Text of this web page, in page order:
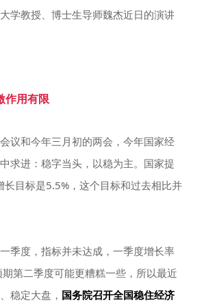
学教授、博士生导师魏杰近日的演讲
作用有限
议和今年三月初的两会，今年国家经
求进：稳字当头，以稳为主。国家提
长目标是5.5%，这个目标和过去相比并
季度，指标并未达成，一季度增长率
第二季度可能更糟糕一些，所以最近
稳定大盘， 国务院召开全国稳住经济